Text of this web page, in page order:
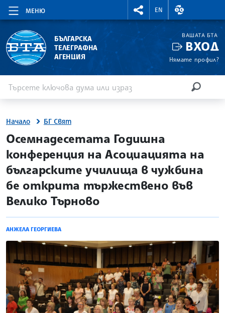
МЕНЮ
RIGHTMENU.SOCIAL
EN
ВАЛУТНИ
БЪЛГАРСКА
ТЕЛЕГРАФНА
АГЕНЦИЯ
ВАШАТА БТА
ВХОД
Нямате профил?
Начало БГ Свят
site.bta
Осемнадесетата Годишна
конференция на Асоциацията на
българските училища в чужбина
бе открита тържествено във
Велико Търново
АНЖЕЛА ГЕОРГИЕВА